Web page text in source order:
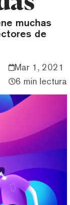
muchas
de
Mar 1, 2021
6 min lectura